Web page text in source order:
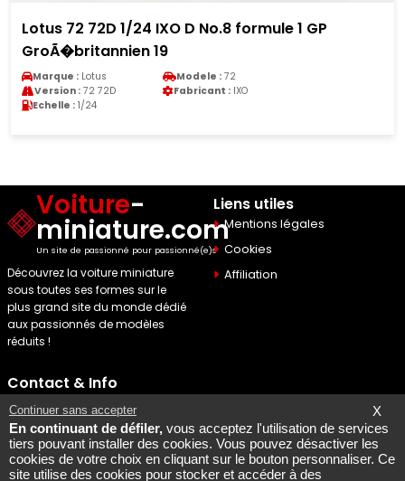
Lotus 72 72D 1/24 IXO D No.8 formule 1 GP
GroÃ�britannien 19
Marque : Lotus Modele : 72
Version : 72 72D Fabricant : IXO
Echelle : 1/24
Voiture-
miniature.com
Un site de passionné pour passionné(e)s
Découvrez la voiture miniature
sous toutes ses formes sur le
plus grand site du monde dédié
aux passionnés de modèles
réduits !
Liens utiles
Mentions légales
Cookies
Affiliation
Contact & Info
Maquette Mobylette
SEO parLaurent Bousquet
Page consultee le 2026 08
X
Continuer sans accepter
En continuant de défiler, vous acceptez l'utilisation de services
tiers pouvant installer des cookies. Vous pouvez désactiver les
cookies de votre choix en cliquant sur le bouton personnaliser. Ce
site utilise des cookies pour stocker et accéder à des